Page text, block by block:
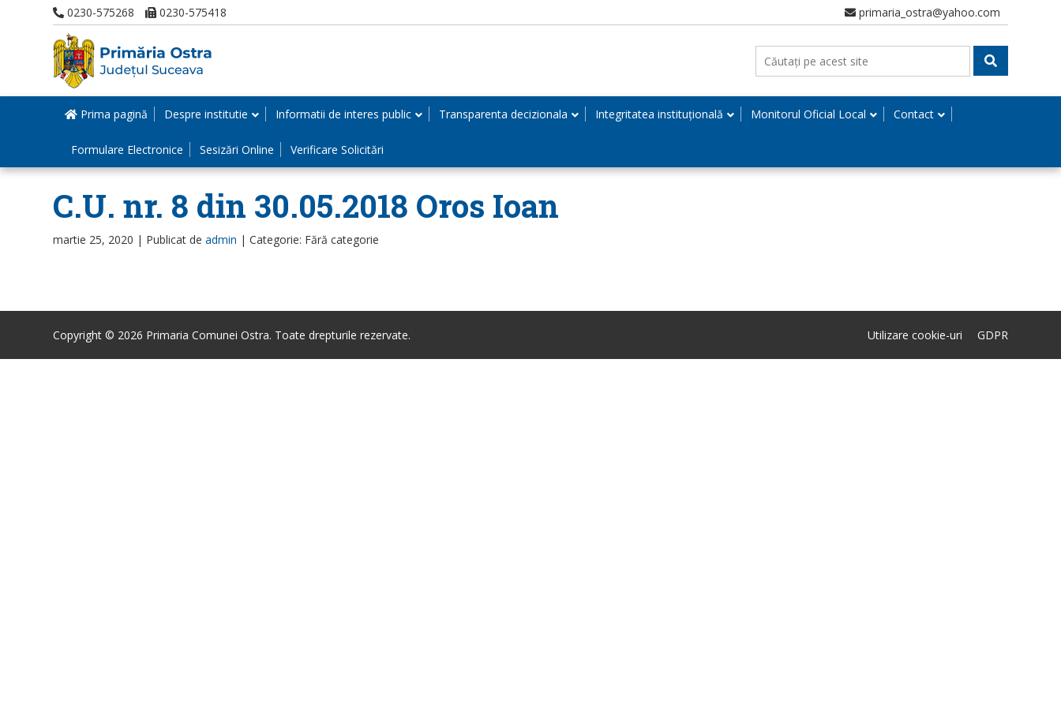
0230-575268 0230-575418 primaria_ostra@yahoo.com
Prima pagină Despre institutie Informatii de interes public Transparenta decizionala Integritatea instituțională Monitorul Oficial Local Contact
Formulare Electronice Sesizări Online Verificare Solicitări
C.U. nr. 8 din 30.05.2018 Oros Ioan
martie 25, 2020 | Publicat de admin | Categorie: Fără categorie
Copyright © 2026 Primaria Comunei Ostra. Toate drepturile rezervate. Utilizare cookie-uri GDPR